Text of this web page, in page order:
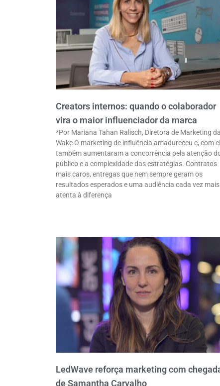
Creators internos: quando o colaborador
vira o maior influenciador da marca
*Por Mariana Tahan Ralisch, Diretora de Marketing da
Wake O marketing de influência amadureceu e, com
também aumentaram a concorrência pela atenção
público e a complexidade das estratégias. Contratos
mais caros, entregas que nem sempre geram os
resultados esperados e uma audiência cada vez mais
atenta à diferença
LedWave reforça marketing com
de Samantha Carvalho